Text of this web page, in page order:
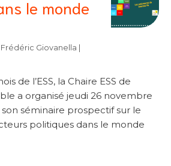
le monde
Frédéric Giovanella
de l’ESS, la Chaire ESS de
a organisé jeudi 26 novembre
séminaire prospectif sur le
politiques dans le monde